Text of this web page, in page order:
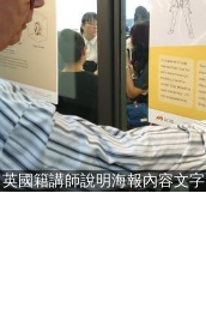
英國籍講師說明海報內容文字